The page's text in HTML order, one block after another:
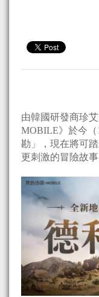
由韓國研發商珍
MOBILE》於今（
勘」，現在將可
更刺激的冒險故事